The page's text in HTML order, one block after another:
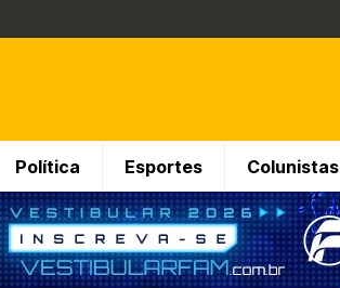
Política Esportes Colunistas